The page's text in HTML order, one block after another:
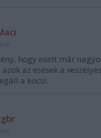
hogy esett már
az esések a
a kocsi.